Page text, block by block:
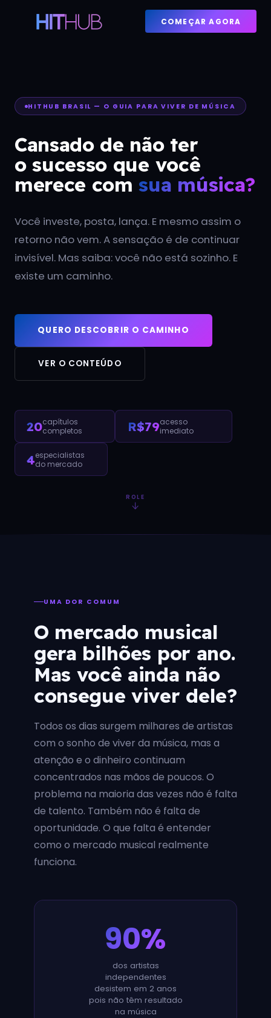
COMEÇAR AGORA
HITHUB BRASIL — O GUIA PARA VIVER DE MÚSICA
Cansado de não ter
o sucesso que você
merece comsua música?
Você investe, posta, lança. E mesmo assim o
retorno não vem. A sensação é de continuar
invisível. Mas saiba: você não está sozinho. E
existe um caminho.
QUERO DESCOBRIR O CAMINHO
VER O CONTEÚDO
20capítulos
completos
R$79acesso
imediato
4especialistas
do mercado
ROLE
UMA DOR COMUM
O mercado musical
gera bilhões por ano.
Mas você ainda não
consegue viver dele?
Todos os dias surgem milhares de artistas
com o sonho de viver da música, mas a
atenção e o dinheiro continuam
concentrados nas mãos de poucos. O
problema na maioria das vezes não é falta
de talento. Também não é falta de
oportunidade. O que falta é entender
como o mercado musical realmente
funciona.
90%
dos artistas
independentes
desistem em 2 anos
pois não têm resultado
na música